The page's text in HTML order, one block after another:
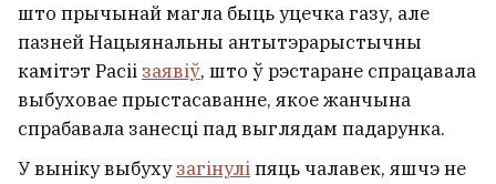
што прычынай магла быць уцечка газу, але
пазней Нацыянальны антытэрарыстычны
камітэт Расіі заявіў, што ў рэстаране спрацавала
выбуховае прыстасаванне, якое жанчына
спрабавала занесці пад выглядам падарунка.
У выніку выбухузагінуліпяць чалавек, яшчэ не
У Паўночнай Македоніі памерла
беларуская турыстка